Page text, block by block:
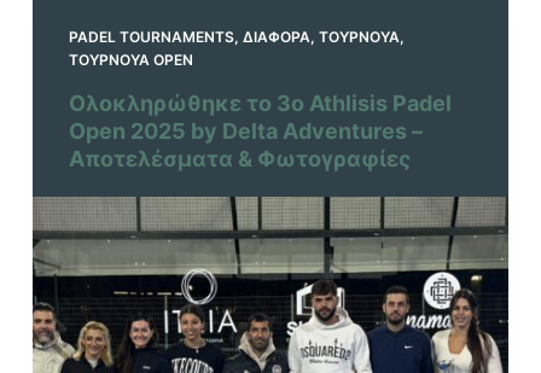
PADEL TOURNAMENTS, ΔΙΆΦΟΡΑ, ΤΟΥΡΝΟΥΆ,
ΤΟΥΡΝΟΥΆ OPEN
Ολοκληρώθηκε το 3ο Athlisis Padel
Open 2025 by Delta Adventures –
Αποτελέσματα & Φωτογραφίες